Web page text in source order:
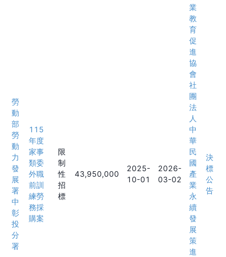
勞
動
部
勞
動
力
發
展
署
中
彰
投
分
署
115
年度
家事
類委
外職
前訓
練勞
務採
購案
限
制
性
招
標
43,950,000
2025-
10-01
2026-
03-02
業
教
育
促
進
協
會
社
團
法
人
中
華
民
國
產
業
永
續
發
展
策
進
決
標
公
告